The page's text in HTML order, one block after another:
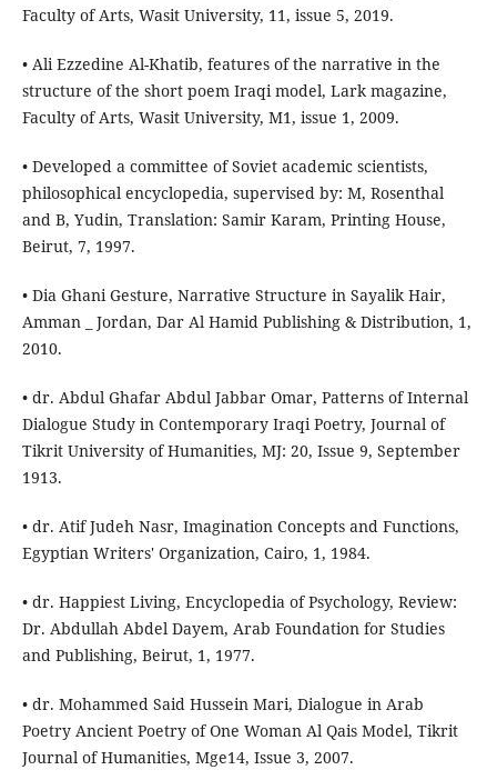
Faculty of Arts, Wasit University, 11, issue 5, 2019.
• Ali Ezzedine Al-Khatib, features of the narrative in the
structure of the short poem Iraqi model, Lark magazine,
Faculty of Arts, Wasit University, M1, issue 1, 2009.
• Developed a committee of Soviet academic scientists,
philosophical encyclopedia, supervised by: M, Rosenthal
and B, Yudin, Translation: Samir Karam, Printing House,
Beirut, 7, 1997.
• Dia Ghani Gesture, Narrative Structure in Sayalik Hair,
Amman _ Jordan, Dar Al Hamid Publishing & Distribution, 1,
2010.
• dr. Abdul Ghafar Abdul Jabbar Omar, Patterns of Internal
Dialogue Study in Contemporary Iraqi Poetry, Journal of
Tikrit University of Humanities, MJ: 20, Issue 9, September
1913.
• dr. Atif Judeh Nasr, Imagination Concepts and Functions,
Egyptian Writers' Organization, Cairo, 1, 1984.
• dr. Happiest Living, Encyclopedia of Psychology, Review:
Dr. Abdullah Abdel Dayem, Arab Foundation for Studies
and Publishing, Beirut, 1, 1977.
• dr. Mohammed Said Hussein Mari, Dialogue in Arab
Poetry Ancient Poetry of One Woman Al Qais Model, Tikrit
Journal of Humanities, Mge14, Issue 3, 2007.